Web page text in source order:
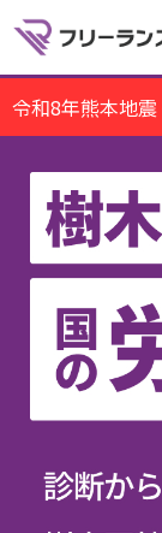
令和8年熊本地